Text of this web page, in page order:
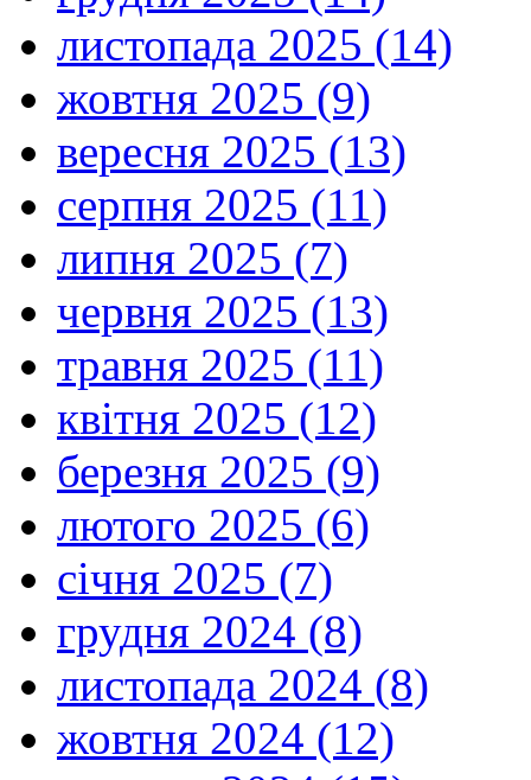
листопада 2025 (14)
жовтня 2025 (9)
вересня 2025 (13)
серпня 2025 (11)
липня 2025 (7)
червня 2025 (13)
травня 2025 (11)
квітня 2025 (12)
березня 2025 (9)
лютого 2025 (6)
січня 2025 (7)
грудня 2024 (8)
листопада 2024 (8)
жовтня 2024 (12)